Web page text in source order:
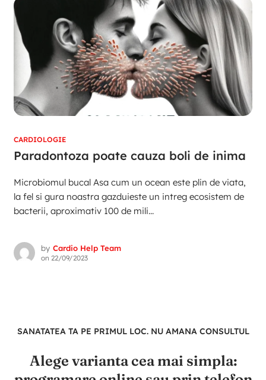
CARDIOLOGIE
Paradontoza poate cauza boli de inima
Microbiomul bucal Asa cum un ocean este plin de viata,
la fel si gura noastra gazduieste un intreg ecosistem de
bacterii, aproximativ 100 de mili...
by Cardio Help Team
on 22/09/2023
SANATATEA TA PE PRIMUL LOC. NU AMANA CONSULTUL
Alege varianta cea mai simpla: